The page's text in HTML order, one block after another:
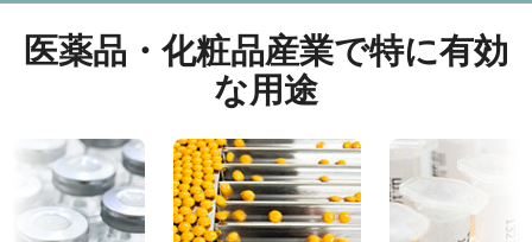
医薬品・化粧品産業で特に有効
な用途